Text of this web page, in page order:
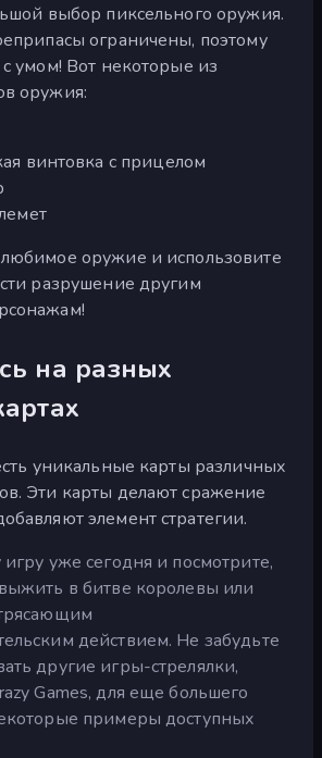
выбор пиксельного оружия.
ограничены, поэтому
умом! Вот некоторые из
оружия:
винтовка с прицелом
оружие и использовите
разрушение другим
на разных
уникальные карты различных
Эти карты делают сражение
элемент стратегии.
уже сегодня и посмотрите,
в битве королевы или
действием. Не забудьте
другие игры-стрелялки,
Games, для еще большего
примеры доступных